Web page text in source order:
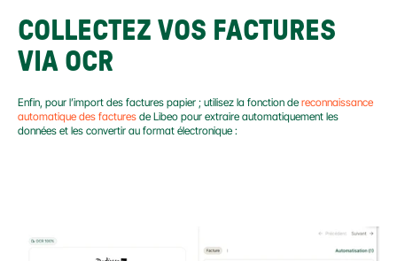
COLLECTEZ VOS FACTURES
VIA OCR
Enfin, pour l’import des factures papier ; utilisez la fonction de reconnaissance
automatique des factures de Libeo pour extraire automatiquement les
données et les convertir au format électronique :